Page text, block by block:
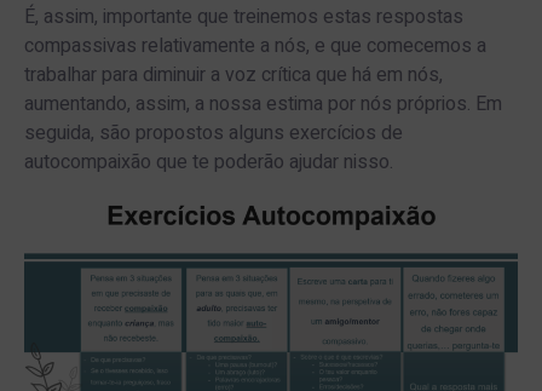
É, assim, importante que treinemos estas respostas
compassivas relativamente a nós, e que comecemos a
trabalhar para diminuir a voz crítica que há em nós,
aumentando, assim, a nossa estima por nós próprios. Em
seguida, são propostos alguns exercícios de
autocompaixão que te poderão ajudar nisso.